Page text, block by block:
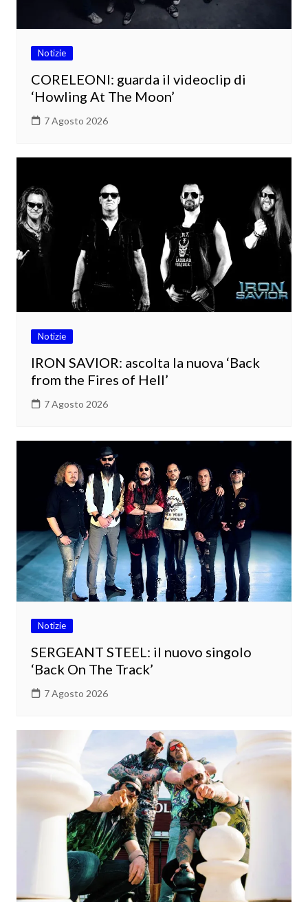
Notizie
CORELEONI: guarda il videoclip di
‘Howling At The Moon’
7 Agosto 2026
Notizie
IRON SAVIOR: ascolta la nuova ‘Back
from the Fires of Hell’
7 Agosto 2026
Notizie
SERGEANT STEEL: il nuovo singolo
‘Back On The Track’
7 Agosto 2026